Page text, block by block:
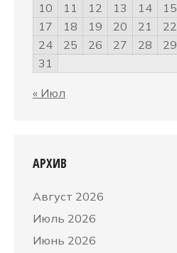
10
11 12 13 14 15
17
18 19 20 21 22
24
25 26 27 28 29
31
« Июл
АРХИВ
Август 2026
Июль 2026
Июнь 2026